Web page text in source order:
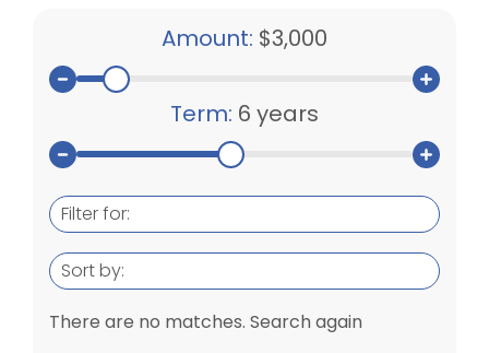
Amount: $3,000
Term: 6 years
Filter for:
Sort by:
There are no matches. Search again